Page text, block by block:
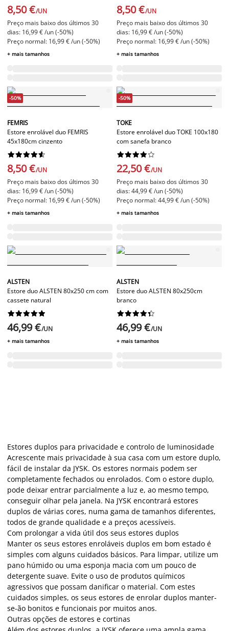
8,50 €/UN
Preço mais baixo dos últimos 30
dias: 16,99 € /un (-50%)
Preço normal: 16,99 € /un (-50%)
+ mais tamanhos
8,50 €/UN
Preço mais baixo dos últimos 30
dias: 16,99 € /un (-50%)
Preço normal: 16,99 € /un (-50%)
+ mais tamanhos
-50%
FEMRIS
Estore enrolável duo FEMRIS
45x180cm cinzento






8,50 €/UN
Preço mais baixo dos últimos 30
dias: 16,99 € /un (-50%)
Preço normal: 16,99 € /un (-50%)
+ mais tamanhos
-50%
TOKE
Estore enrolável duo TOKE 100x180
com sanefa branco






22,50 €/UN
Preço mais baixo dos últimos 30
dias: 44,99 € /un (-50%)
Preço normal: 44,99 € /un (-50%)
+ mais tamanhos
ALSTEN
Estore duo ALSTEN 80x250 cm com
cassete natural






46,99 €/UN
+ mais tamanhos
ALSTEN
Estore duo ALSTEN 80x250cm
branco






46,99 €/UN
+ mais tamanhos
Estores duplos para privacidade e controlo de luminosidade
Acrescente mais privacidade à sua casa com um estore duplo,
fácil de instalar da JYSK. Os estores normais podem ser
completamente fechados ou enrolados. Com o estore duplo,
pode deixar entrar parcialmente a luz e, ao mesmo tempo,
conseguir olhar pela janela. Na JYSK encontrará estores
duplos de várias cores, numa gama de tamanhos diferentes,
todos de grande qualidade e a preços acessíveis.
Com prolongar a vida útil dos seus estores duplos
Manter os seus estores enroláveis duplos em bom estado é
simples com alguns cuidados básicos. Para limpar, utilize um
pano húmido ou uma esponja macia com um pouco de
detergente suave. Evite o uso de produtos químicos
agressivos que possam danificar o material. Com estes
cuidados simples, os seus estores de enrolar duplos manter-
se-ão bonitos e funcionais por muitos anos.
Outras opções de estores e cortinas